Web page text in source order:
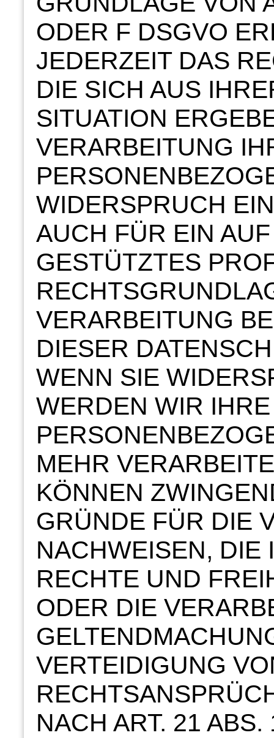
ODER F DSGVO
JEDERZEIT DAS
DIE SICH AUS
SITUATION
VERARBEITUNG
WIDERSPRUCH
AUCH FÜR EIN
GESTÜTZTES
VERARBEITUNG
DIESER
WENN SIE
WERDEN WIR
MEHR
KÖNNEN
GRÜNDE FÜR DIE
NACHWEISEN, DIE
RECHTE UND
ODER DIE
VERTEIDIGUNG
NACH ART. 21